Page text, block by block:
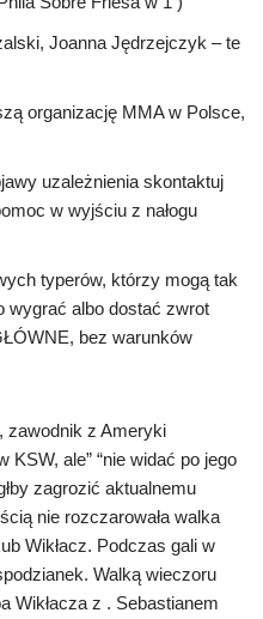
Joanna Jędrzejczyk – te
organizację MMA w Polsce,
uzależnienia skontaktuj
w wyjściu z nałogu
typerów, którzy mogą tak
wygrać albo dostać zwrot
bez warunków
zawodnik z Ameryki
KSW, ale” “nie widać po jego
zagrozić aktualnemu
nie rozczarowała walka
Wikłacz. Podczas gali w
Walką wieczoru
Wikłacza z . Sebastianem